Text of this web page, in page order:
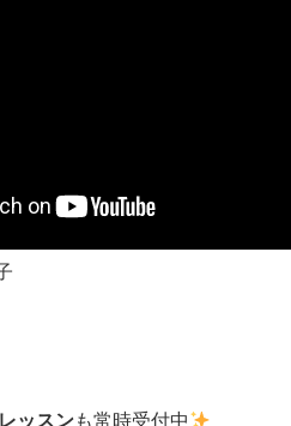
ッスンも常時受付中